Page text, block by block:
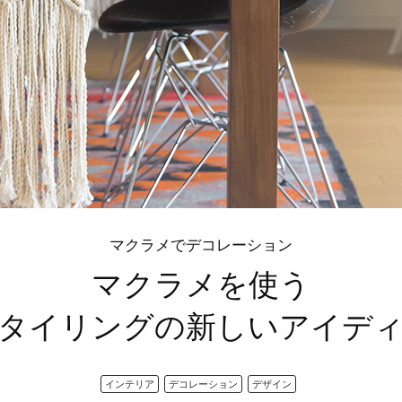
マクラメでデコレーション
マクラメを使う
イリングの新しいアイデ
インテリア デコレーション デザイン